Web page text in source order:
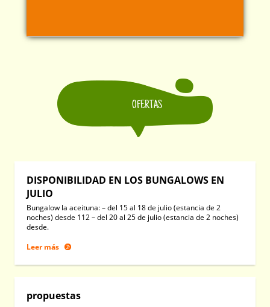
OFERTAS
DISPONIBILIDAD EN LOS BUNGALOWS EN
JULIO
Bungalow la aceituna: – del 15 al 18 de julio (estancia de 2
noches) desde 112 – del 20 al 25 de julio (estancia de 2 noches)
desde.
Leer más
propuestas